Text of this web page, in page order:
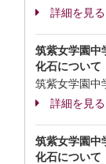
詳細を見る
筑紫女学園中
化石について
筑紫女学園中
詳細を見る
筑紫女学園中
化石について